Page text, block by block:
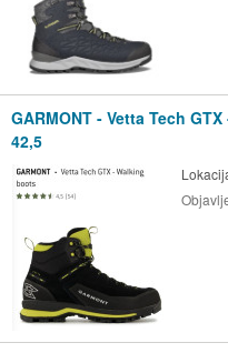
GARMONT - Vetta Tech
42,5